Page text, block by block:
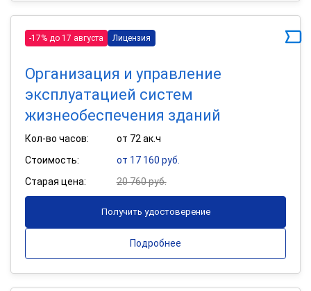
-17% до 17 августа Лицензия
Организация и управление
эксплуатацией систем
жизнеобеспечения зданий
Кол-во часов:
от 72 ак.ч
Стоимость:
от 17 160 руб.
Старая цена:
20 760 руб.
Получить удостоверение
Подробнее